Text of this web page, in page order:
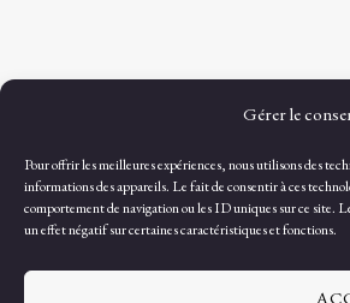
Gérer le
Pour offrir les meilleures expériences, nous utilisons des
informations des appareils. Le fait de consentir à ces
comportement de navigation ou les ID uniques sur ce site.
un effet négatif sur certaines caractéristiques et fonctions.